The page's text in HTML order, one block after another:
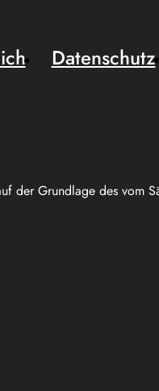
der Grundlage des vom
Datenschutz